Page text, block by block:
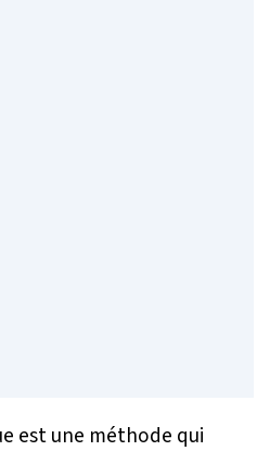
est une méthode qui